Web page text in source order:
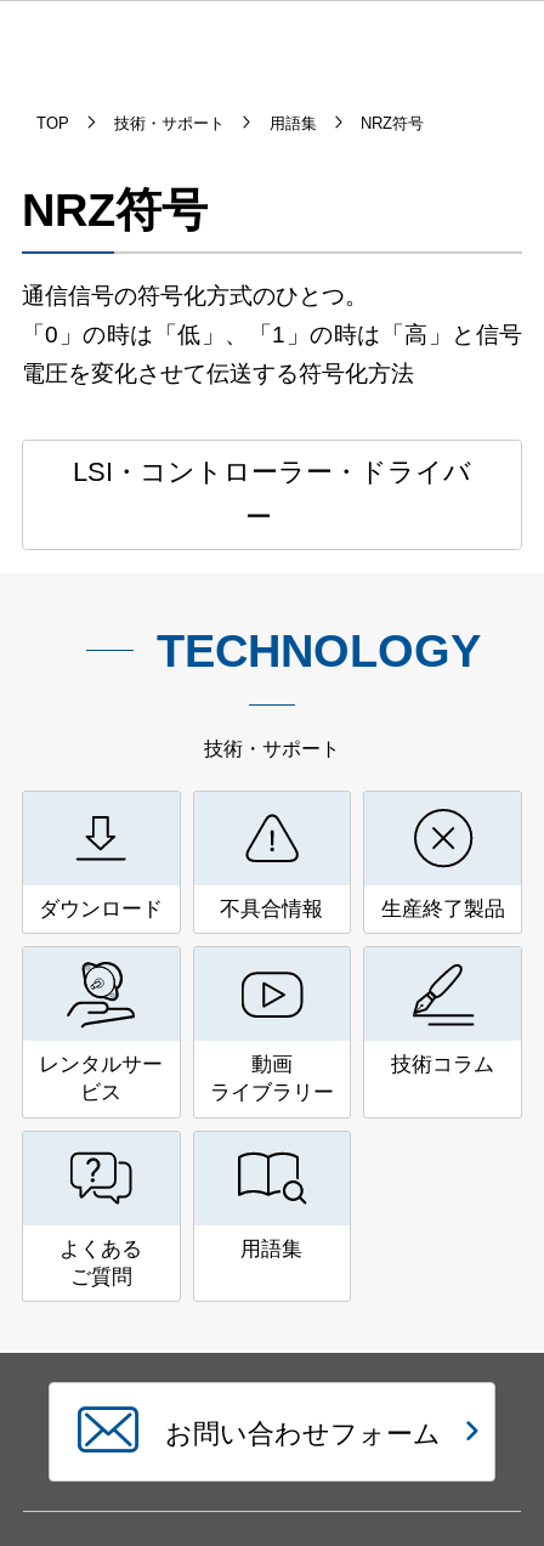
TOP 技術・サポート 用語集 NRZ符号
NRZ符号
通信信号の符号化方式のひとつ。
「0」の時は「低」、「1」の時は「高」と信号
電圧を変化させて伝送する符号化方法
LSI・コントローラー・ドライバ
ー
TECHNOLOGY
技術・サポート
ダウンロード 不具合情報 生産終了製品
レンタルサー
ビス
動画
ライブラリー
技術コラム
よくある
ご質問
用語集
お問い合わせフォーム